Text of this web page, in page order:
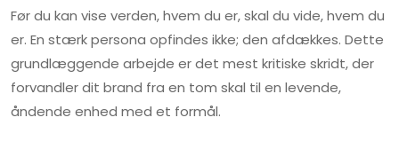
Før du kan vise verden, hvem du er, skal du vide, hvem du
er. En stærk persona opfindes ikke; den afdækkes. Dette
grundlæggende arbejde er det mest kritiske skridt, der
forvandler dit brand fra en tom skal til en levende,
åndende enhed med et formål.